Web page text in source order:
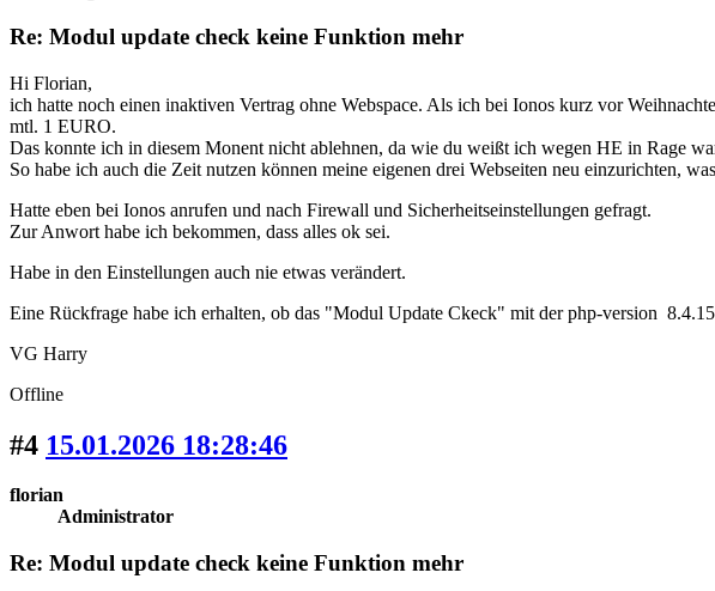
Re: Modul update check keine Funktion mehr
Hi Florian,
ich hatte noch einen inaktiven Vertrag ohne Webspace. Als ich bei Ionos kurz vor
mtl. 1 EURO.
Das konnte ich in diesem Monent nicht ablehnen, da wie du weißt ich wegen HE in Rage
So habe ich auch die Zeit nutzen können meine eigenen drei Webseiten neu einzurichten,
Hatte eben bei Ionos anrufen und nach Firewall und Sicherheitseinstellungen gefragt.
Zur Anwort habe ich bekommen, dass alles ok sei.
Habe in den Einstellungen auch nie etwas verändert.
Eine Rückfrage habe ich erhalten, ob das "Modul Update Ckeck" mit der php-version
VG Harry
Offline
#4 15.01.2026 18:28:46
florian
Administrator
Re: Modul update check keine Funktion mehr